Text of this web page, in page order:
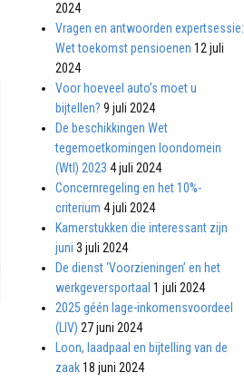
2024
Vragen en antwoorden expertsessie:
Wet toekomst pensioenen 12 juli
2024
Voor hoeveel auto’s moet u
bijtellen? 9 juli 2024
De beschikkingen Wet
tegemoetkomingen loondomein
(Wtl) 2023 4 juli 2024
Concernregeling en het 10%-
criterium 4 juli 2024
Kamerstukken die interessant zijn
juni 3 juli 2024
De dienst ‘Voorzieningen’ en het
werkgeversportaal 1 juli 2024
2025 géén lage-inkomensvoordeel
(LIV) 27 juni 2024
Loon, laadpaal en bijtelling van de
zaak 18 juni 2024